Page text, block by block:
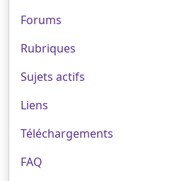
Forums
Rubriques
Sujets actifs
Liens
Téléchargements
FAQ